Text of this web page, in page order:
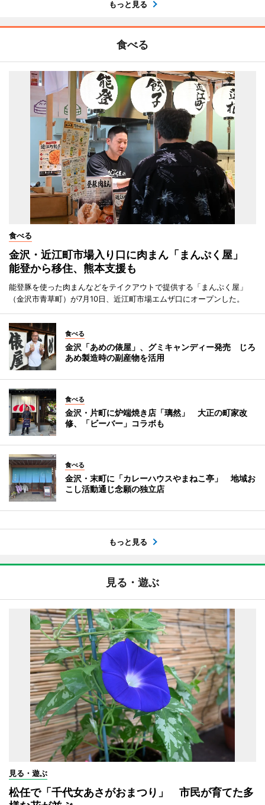
もっと見る
食べる
食べる
金沢・近江町市場入り口に肉まん「まんぷく屋」
能登から移住、熊本支援も
能登豚を使った肉まんなどをテイクアウトで提供する「まんぷく屋」
（金沢市青草町）が7月10日、近江町市場エムザ口にオープンした。
食べる
金沢「あめの俵屋」、グミキャンディー発売 じろ
あめ製造時の副産物を活用
食べる
金沢・片町に炉端焼き店「璃然」 大正の町家改
修、「ビーバー」コラボも
食べる
金沢・末町に「カレーハウスやまねこ亭」 地域お
こし活動通じ念願の独立店
もっと見る
見る・遊ぶ
見る・遊ぶ
松任で「千代女あさがおまつり」 市民が育てた多